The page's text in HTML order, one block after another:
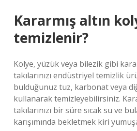
Kararmış altın
temizlenir?
Kolye, yüzük veya bilezik gibi
takılarınızı endüstriyel temizlik
bulduğunuz tuz, karbonat veya
kullanarak temizleyebilirsiniz.
takılarınızı bir süre sıcak su ve
karışımında bekletmek kiri